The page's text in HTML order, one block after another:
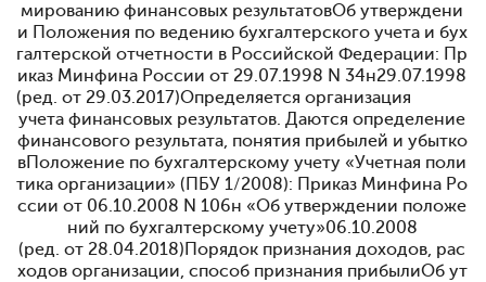
мированию финансовых результатовОб утверждени
и Положения по ведению бухгалтерского учета и бух
галтерской отчетности в Российской Федерации: Пр
иказ Минфина России от 29.07.1998 N 34н29.07.1998
(ред. от 29.03.2017)Определяется организация
учета финансовых результатов. Даются определение
финансового результата, понятия прибылей и убытко
вПоложение по бухгалтерскому учету «Учетная поли
тика организации» (ПБУ 1/2008): Приказ Минфина Ро
ссии от 06.10.2008 N 106н «Об утверждении положе
ний по бухгалтерскому учету»06.10.2008
(ред. от 28.04.2018) Порядок признания доходов, рас
ходов организации, способ признания прибылиОб ут